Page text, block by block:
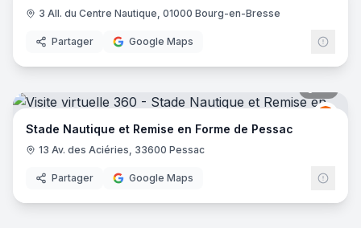
3 All. du Centre Nautique, 01000 Bourg-en-Bresse
Partager Google Maps
Stade Nautique et Remise en Forme de Pessac
13 Av. des Aciéries, 33600 Pessac
Partager Google Maps